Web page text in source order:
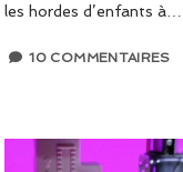
les hordes d’enfants à…
10 COMMENTAIRES